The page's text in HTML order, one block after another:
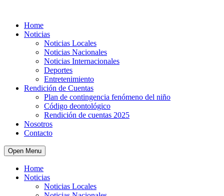
Home
Noticias
Noticias Locales
Noticias Nacionales
Noticias Internacionales
Deportes
Entretenimiento
Rendición de Cuentas
Plan de contingencia fenómeno del niño
Código deontológico
Rendición de cuentas 2025
Nosotros
Contacto
Open Menu
Home
Noticias
Noticias Locales